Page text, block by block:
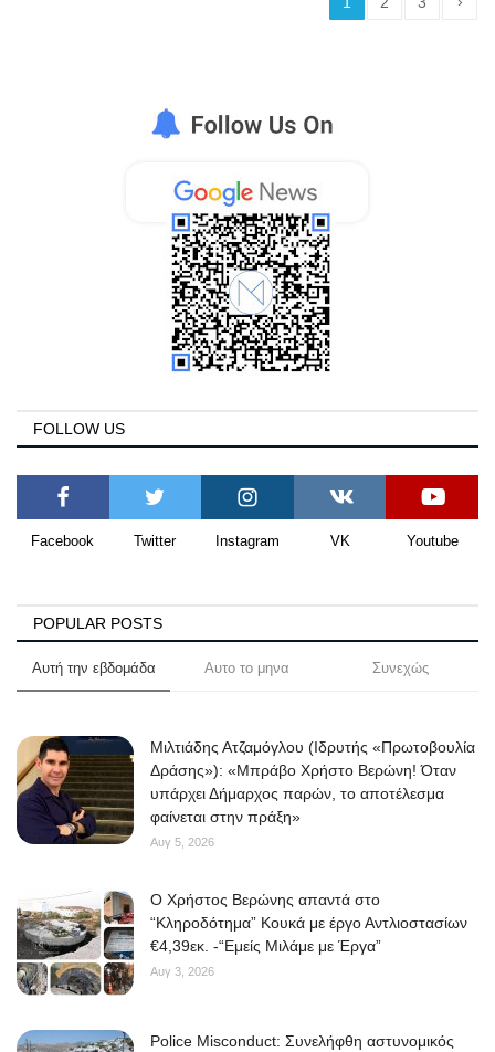
FOLLOW US
Facebook Twitter Instagram VK Youtube
POPULAR POSTS
Αυτή την εβδομάδα Αυτο το μηνα Συνεχώς
Μιλτιάδης Ατζαμόγλου (Ιδρυτής «Πρωτοβουλία
Δράσης»): «Μπράβο Χρήστο Βερώνη! Όταν
υπάρχει Δήμαρχος παρών, το αποτέλεσμα
φαίνεται στην πράξη»
Αυγ 5, 2026
O Χρήστος Βερώνης απαντά στο
“Κληροδότημα” Κουκά με έργο Αντλιοστασίων
€4,39εκ. -“Εμείς Μιλάμε με Έργα”
Αυγ 3, 2026
Police Misconduct: Συνελήφθη αστυνομικός